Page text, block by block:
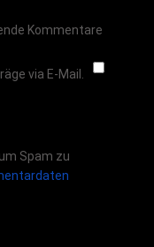
Kommentare
via E-Mail.
Spam zu